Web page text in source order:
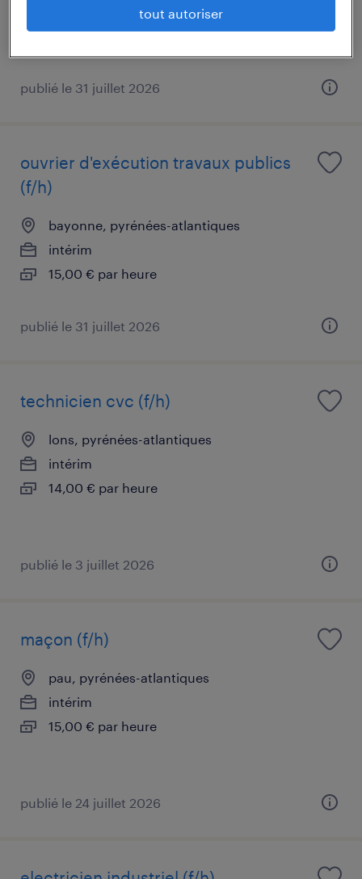
28 000 € - 35 000 € par année
publié le 31 juillet 2026
ouvrier d'exécution travaux publics
(f/h)
bayonne, pyrénées-atlantiques
intérim
15,00 € par heure
publié le 31 juillet 2026
technicien cvc (f/h)
lons, pyrénées-atlantiques
intérim
14,00 € par heure
publié le 3 juillet 2026
maçon (f/h)
pau, pyrénées-atlantiques
intérim
15,00 € par heure
publié le 24 juillet 2026
tout autoriser